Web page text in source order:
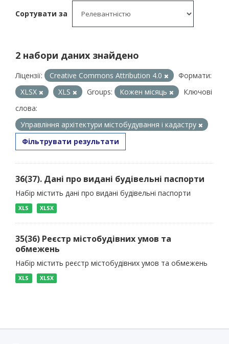
Сортувати за
2 набори даних знайдено
Ліцензії: Creative Commons Attribution 4.0
Формати:
XLSX
XLS Groups: Кожен місяць
Ключові
слова:
Управління архітектури містобудування і кадастру
Фільтрувати результати
36(37). Дані про видані будівельні паспорти
Набір містить дані про видані будівельні паспорти
XLS XLSX
35(36) Реєстр містобудівних умов та
обмежень
Набір містить реєстр містобудівних умов та обмежень
XLS XLSX